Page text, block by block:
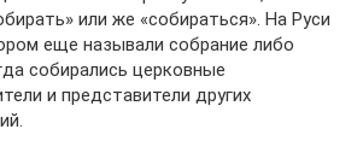
или же «собираться». На Руси
еще называли собрание либо
собирались церковные
и представители других